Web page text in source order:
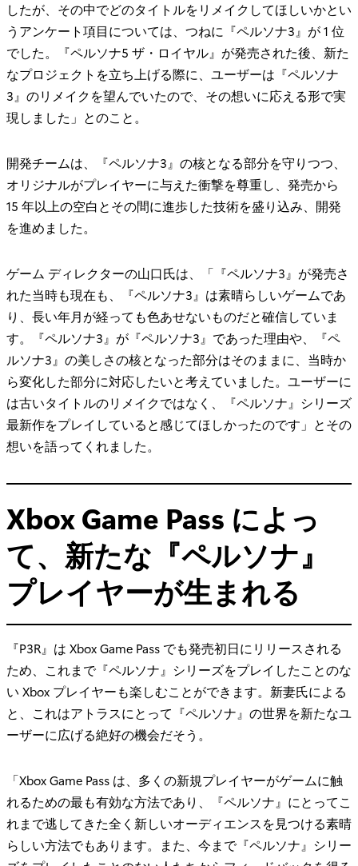
したが、その中でどのタイトルをリメイクしてほしいかとい
うアンケート項目については、つねに『ペルソナ3』が 1 位
でした。『ペルソナ5 ザ・ロイヤル』が発売された後、新た
なプロジェクトを立ち上げる際に、ユーザーは『ペルソナ
3』のリメイクを望んでいたので、その想いに応える形で実
現しました」とのこと。
開発チームは、『ペルソナ3』の核となる部分を守りつつ、
オリジナルがプレイヤーに与えた衝撃を尊重し、発売から
15 年以上の空白とその間に進歩した技術を盛り込み、開発
を進めました。
ゲーム ディレクターの山口氏は、「『ペルソナ3』が発売さ
れた当時も現在も、『ペルソナ3』は素晴らしいゲームであ
り、長い年月が経っても色あせないものだと確信していま
す。『ペルソナ3』が『ペルソナ3』であった理由や、『ペ
ルソナ3』の美しさの核となった部分はそのままに、当時か
ら変化した部分に対応したいと考えていました。ユーザーに
は古いタイトルのリメイクではなく、『ペルソナ』シリーズ
最新作をプレイしていると感じてほしかったのです」とその
想いを語ってくれました。
Xbox Game Pass によっ
て、新たな『ペルソナ』
プレイヤーが生まれる
『P3R』は Xbox Game Pass でも発売初日にリリースされる
ため、これまで『ペルソナ』シリーズをプレイしたことのな
い Xbox プレイヤーも楽しむことができます。新妻氏による
と、これはアトラスにとって『ペルソナ』の世界を新たなユ
ーザーに広げる絶好の機会だそう。
「Xbox Game Pass は、多くの新規プレイヤーがゲームに触
れるための最も有効な方法であり、『ペルソナ』にとってこ
れまで逃してきた全く新しいオーディエンスを見つける素晴
らしい方法でもあります。また、今まで『ペルソナ』シリー